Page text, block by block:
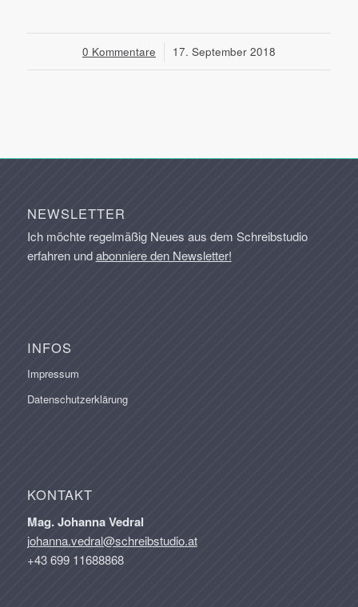
0 Kommentare
/ 17. September 2018
NEWSLETTER
Ich möchte regelmäßig Neues aus dem Schreibstudio
erfahren undabonniere den Newsletter!
INFOS
Impressum
Datenschutzerklärung
KONTAKT
Mag. Johanna Vedral
johanna.vedral@schreibstudio.at
+43 699 11688868